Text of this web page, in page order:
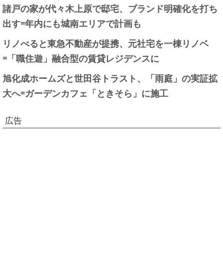
諸戸の家が代々木上原で邸宅、ブランド明確化を打ち
出す=年内にも城南エリアで計画も
リノべると東急不動産が提携、元社宅を一棟リノベ
=「職住遊」融合型の賃貸レジデンスに
旭化成ホームズと世田谷トラスト、「雨庭」の実証拡
大へ=ガーデンカフェ「ときそら」に施工
広告